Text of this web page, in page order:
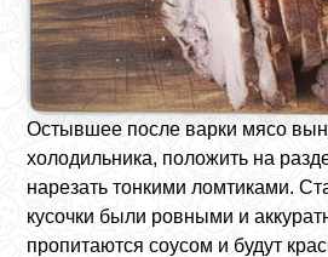
Остывшее после варки мясо
холодильника, положить на
нарезать тонкими ломтиками.
кусочки были ровными и
пропитаются соусом и будут